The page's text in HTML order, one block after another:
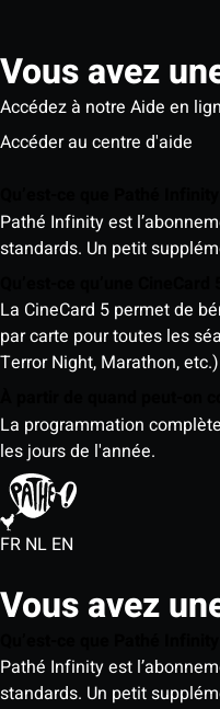
Vous avez
Accédez à notre Aide en
Accéder au centre d'aide
Pathé Infinity est
standards. Un petit
La CineCard 5 permet de
par carte pour toutes les
Terror Night, Marathon,
La programmation
les jours de l'année.
FR NL EN
Vous avez
Pathé Infinity est
standards. Un petit